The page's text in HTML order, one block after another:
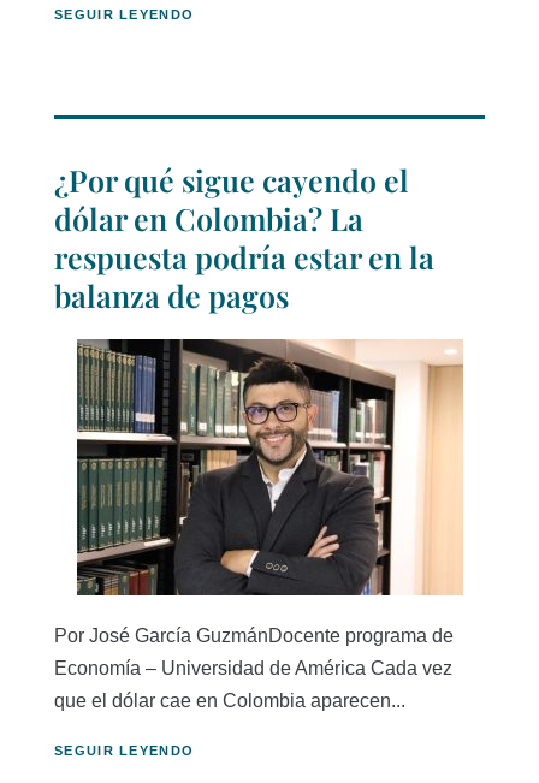
SEGUIR LEYENDO
¿Por qué sigue cayendo el
dólar en Colombia? La
respuesta podría estar en la
balanza de pagos
Por José García GuzmánDocente programa de
Economía – Universidad de América Cada vez
que el dólar cae en Colombia aparecen...
SEGUIR LEYENDO